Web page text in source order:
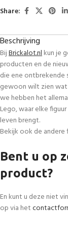
Share:
Beschrijving
BijBrickalot.nlkun je
producten en de
die ene
gewoon wilt zien
we hebben het
Lego, waar elke
leven brengt.
Bekijk ook de andere
Bent u op
product?
En kunt u deze niet
op via het